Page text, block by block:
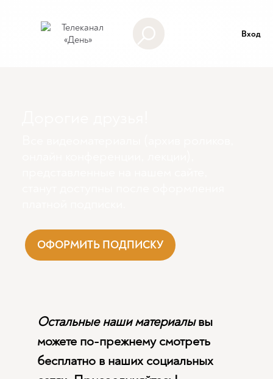
Вход
ОФОРМИТЬ ПОДПИСКУ
Остальные наши материалывы
можете по-прежнему смотреть
бесплатно в наших социальных